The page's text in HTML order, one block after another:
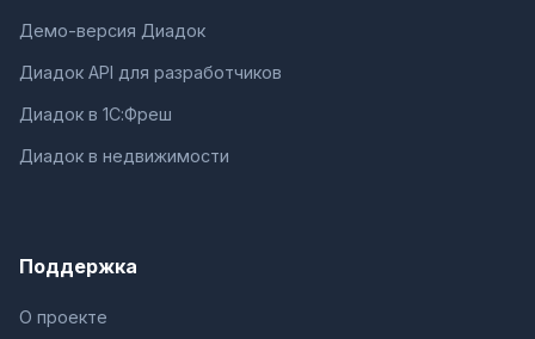
Демо-версия Диадок
Диадок API для разработчиков
Диадок в 1С:Фреш
Диадок в недвижимости
Поддержка
О проекте